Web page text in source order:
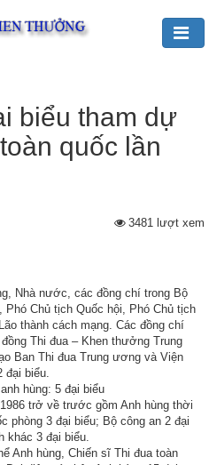
biểu tham dự
quốc lần
3481 lượt xem
Nhà nước, các đồng chí trong Bộ
Chủ tịch Quốc hội, Phó Chủ tịch
thành cách mạng. Các đồng chí
Thi đua – Khen thưởng Trung
Ban Thi đua Trung ương và Viện
đại biểu.
hùng: 5 đại biểu
trở về trước gồm Anh hùng thời
phòng 3 đại biểu; Bộ công an 2 đại
khác 3 đại biểu.
Anh hùng, Chiến sĩ Thi đua toàn